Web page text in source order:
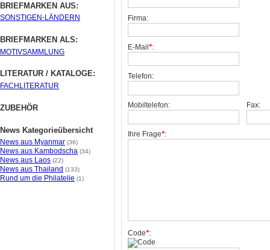
Firma:
E-Mail*:
Telefon:
Mobiltelefon: Fax:
Ihre Frage*:
Code*:
BRIEFMARKEN AUS:
SONSTIGEN-LÄNDERN
BRIEFMARKEN ALS:
MOTIVSAMMLUNG
LITERATUR / KATALOGE:
FACHLITERATUR
ZUBEHÖR
News Kategorieübersicht
News aus Myanmar (36)
News aus Kambodscha (34)
News aus Laos (22)
News aus Thailand (133)
Rund um die Philatelie (1)